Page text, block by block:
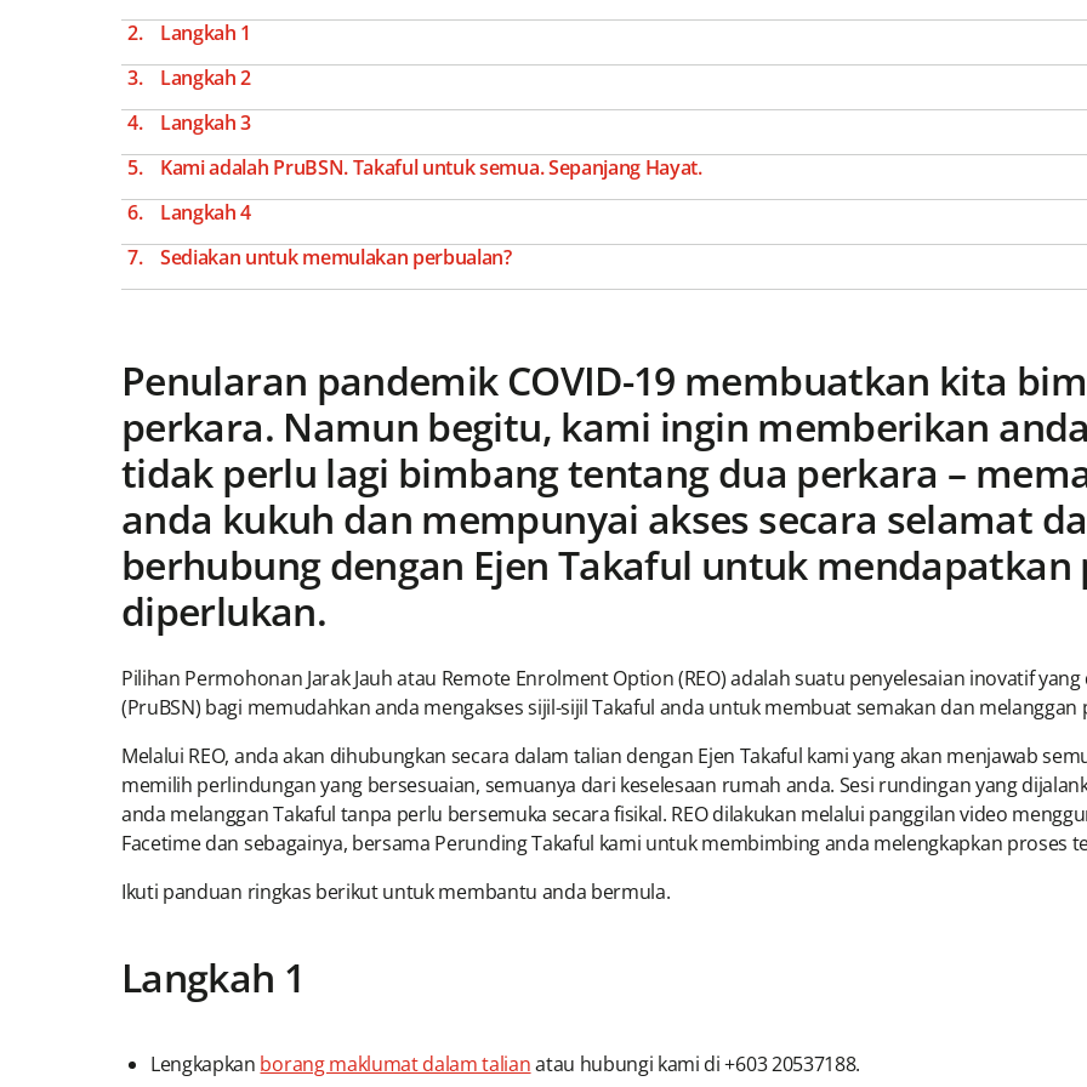
Langkah 1
Langkah 2
Langkah 3
Kami adalah PruBSN. Takaful untuk semua. Sepanjang Hayat.
Langkah 4
Sediakan untuk memulakan perbualan?
Penularan pandemik COVID-19 membuatkan kita
perkara. Namun begitu, kami ingin memberikan
tidak perlu lagi bimbang tentang dua perkara –
anda kukuh dan mempunyai akses secara selamat
berhubung dengan Ejen Takaful untuk
diperlukan.
Pilihan Permohonan Jarak Jauh atau Remote Enrolment Option (REO) adalah suatu penyelesaian inovatif
(PruBSN) bagi memudahkan anda mengakses sijil-sijil Takaful anda untuk membuat semakan dan melanggan
Melalui REO, anda akan dihubungkan secara dalam talian dengan Ejen Takaful kami yang akan menjawab
memilih perlindungan yang bersesuaian, semuanya dari keselesaan rumah anda. Sesi rundingan yang
anda melanggan Takaful tanpa perlu bersemuka secara fisikal. REO dilakukan melalui panggilan video
Facetime dan sebagainya, bersama Perunding Takaful kami untuk membimbing anda melengkapkan proses
Ikuti panduan ringkas berikut untuk membantu anda bermula.
Langkah 1
Lengkapkan borang maklumat dalam talianatau hubungi kami di +603 20537188.